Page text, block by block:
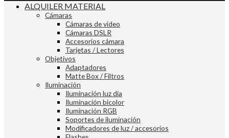
ALQUILER MATERIAL
Cámaras
Cámaras de vídeo
Cámaras DSLR
Accesorios cámara
Tarjetas / Lectores
Objetivos
Adaptadores
Matte Box / Filtros
Iluminación
Iluminación luz día
Iluminación bicolor
Iluminación RGB
Soportes de iluminación
Modificadores de luz / accesorios